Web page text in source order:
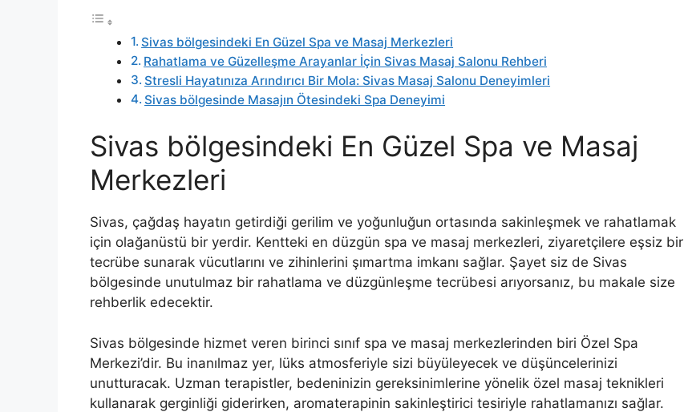
Sivas bölgesindeki En Güzel Spa ve Masaj Merkezleri
Rahatlama ve Güzelleşme Arayanlar İçin Sivas Masaj Salonu Rehberi
Stresli Hayatınıza Arındırıcı Bir Mola: Sivas Masaj Salonu Deneyimleri
Sivas bölgesinde Masajın Ötesindeki Spa Deneyimi
Sivas bölgesindeki En Güzel Spa ve Masaj
Merkezleri
Sivas, çağdaş hayatın getirdiği gerilim ve yoğunluğun ortasında sakinleşmek ve rahatlamak
için olağanüstü bir yerdir. Kentteki en düzgün spa ve masaj merkezleri, ziyaretçilere eşsiz bir
tecrübe sunarak vücutlarını ve zihinlerini şımartma imkanı sağlar. Şayet siz de Sivas
bölgesinde unutulmaz bir rahatlama ve düzgünleşme tecrübesi arıyorsanız, bu makale size
rehberlik edecektir.
Sivas bölgesinde hizmet veren birinci sınıf spa ve masaj merkezlerinden biri Özel Spa
Merkezi’dir. Bu inanılmaz yer, lüks atmosferiyle sizi büyüleyecek ve düşüncelerinizi
unutturacak. Uzman terapistler, bedeninizin gereksinimlerine yönelik özel masaj teknikleri
kullanarak gerginliği giderirken, aromaterapinin sakinleştirici tesiriyle rahatlamanızı sağlar.